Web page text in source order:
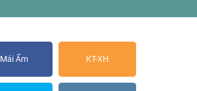
Mái Ấm KT-XH